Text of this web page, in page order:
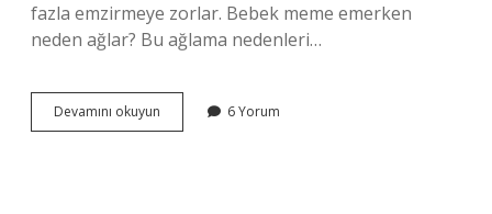
fazla emzirmeye zorlar. Bebek meme emerken
neden ağlar? Bu ağlama nedenleri…
Devamını okuyun
Emerken
6 Yorum